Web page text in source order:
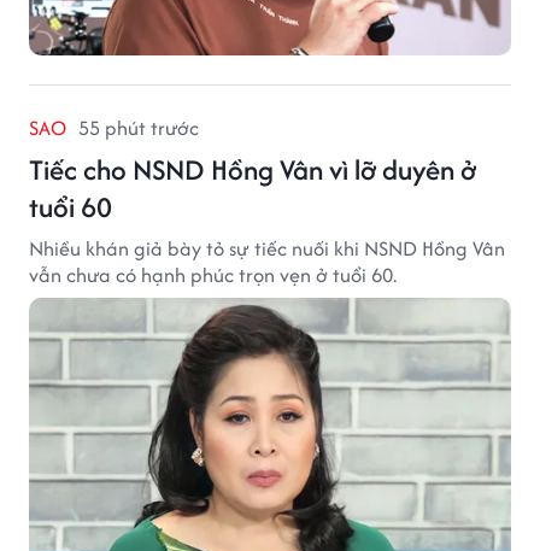
SAO 55 phút trước
Tiếc cho NSND Hồng Vân vì lỡ duyên ở
tuổi 60
Nhiều khán giả bày tỏ sự tiếc nuối khi NSND Hồng Vân
vẫn chưa có hạnh phúc trọn vẹn ở tuổi 60.